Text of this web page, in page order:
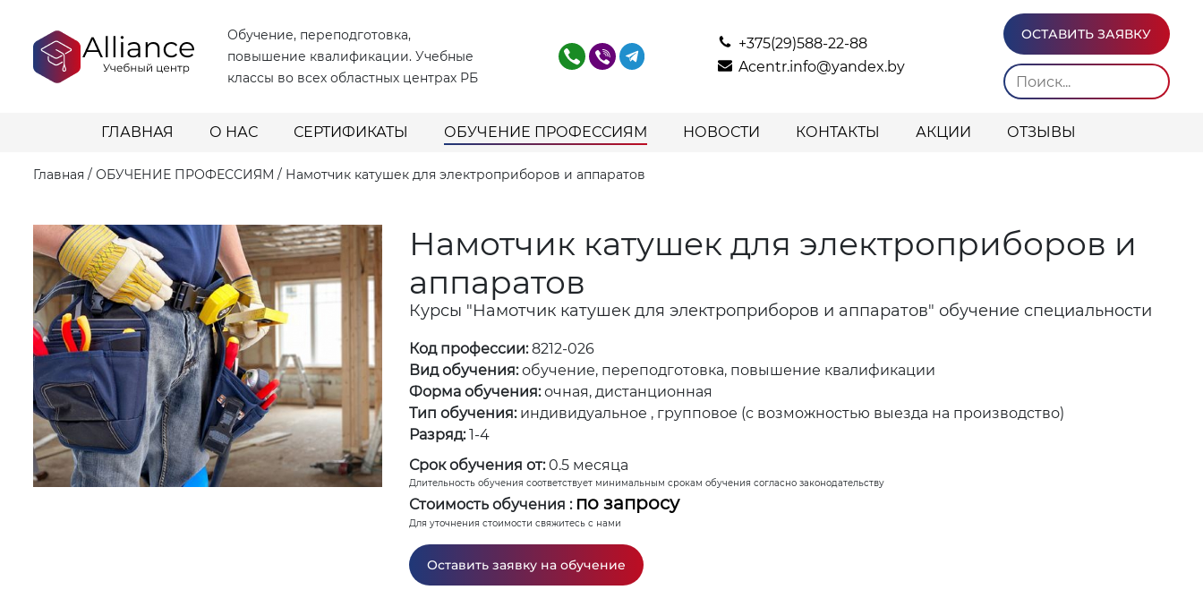
Обучение, переподготовка,
повышение квалификации. Учебные
классы во всех областных центрах РБ
+375(29)588-22-88
Acentr.info@yandex.by
ОСТАВИТЬ ЗАЯВКУ
ГЛАВНАЯ О НАС СЕРТИФИКАТЫ ОБУЧЕНИЕ ПРОФЕССИЯМ НОВОСТИ КОНТАКТЫ АКЦИИ ОТЗЫВЫ
Главная / ОБУЧЕНИЕ ПРОФЕССИЯМ / Намотчик катушек для электроприборов и аппаратов
Намотчик катушек для электроприборов и
аппаратов
Курсы "Намотчик катушек для электроприборов и аппаратов" обучение специальности
Код профессии:8212-026
Вид обучения: обучение, переподготовка, повышение квалификации
Форма обучения: очная, дистанционная
Тип обучения: индивидуальное , групповое (с возможностью выезда на производство)
Разряд: 1-4
Срок обучения от: 0.5 месяца
Длительность обучения соответствует минимальным срокам обучения согласно законодательству
Стоимость обучения : по запросу
Для уточнения стоимости свяжитесь с нами
Оставить заявку на обучение